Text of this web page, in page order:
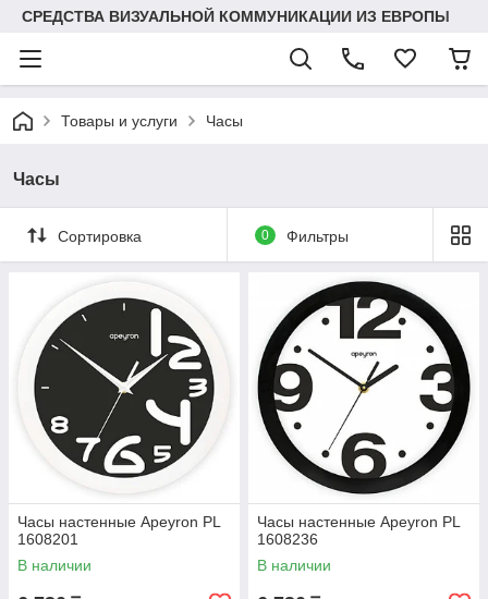
СРЕДСТВА ВИЗУАЛЬНОЙ КОММУНИКАЦИИ ИЗ ЕВРОПЫ
Товары и услуги Часы
Часы
Сортировка 0 Фильтры
Часы настенные Apeyron PL
1608201
В наличии
Часы настенные Apeyron PL
1608236
В наличии